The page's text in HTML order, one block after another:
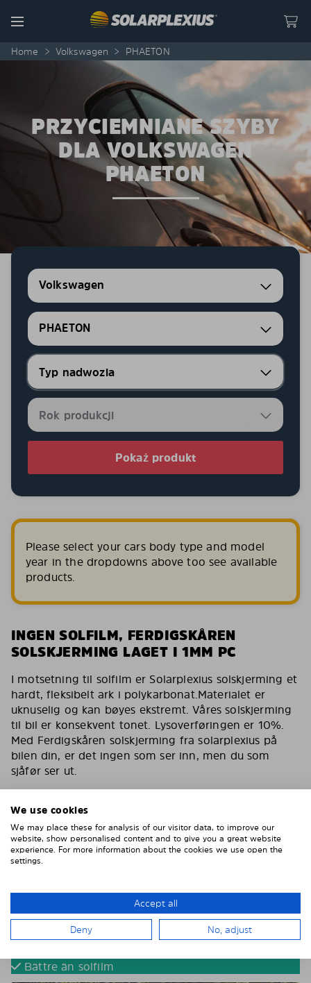
Menu
Home > Volkswagen > PHAETON
PRZYCIEMNIANE SZYBY
DLA VOLKSWAGEN
PHAETON
Volkswagen
PHAETON
Pokaż produkt
Please select your cars body type and model
year in the dropdowns above too see available
products.
INGEN SOLFILM, FERDIGSKÅREN
SOLSKJERMING LAGET I 1MM PC
I motsetning til solfilm er Solarplexius solskjerming et
hardt, fleksibelt ark i polykarbonat.Materialet er
uknuselig og kan bøyes ekstremt. Våres solskjerming
til bil er konsekvent tonet. Lysoverføringen er 10%.
Med Ferdigskåren solskjerming fra solarplexius på
bilen din, er det ingen som ser inn, men du som
sjåfør ser ut.
Du har de samme egenskapene som en solfilm for
bilen med våres solskjerming. Reduserer varmen,
fjerner 90% av direkte sollys. Solskjerming for bilen
din som også er kollisjonstestet av svenske VTI og
godkjent av tyske TÜF.
Enklare och smartare än solfilm
Montera enkelt på 15 minuter
Tona dina bilrutor utan solfilm
Bättre än solfilm
We use cookies
We may place these for analysis of our visitor data, to improve our
website, show personalised content and to give you a great website
experience. For more information about the cookies we use open the
settings.
Accept all
Deny No, adjust